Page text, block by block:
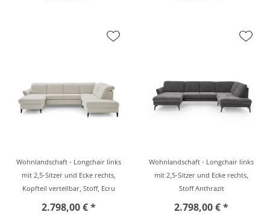
Wohnlandschaft - Longchair links
mit 2,5-Sitzer und Ecke rechts,
Kopfteil vertellbar, Stoff, Ecru
2.798,00 € *
Wohnlandschaft - Longchair links
mit 2,5-Sitzer und Ecke rechts,
Stoff Anthrazit
2.798,00 € *